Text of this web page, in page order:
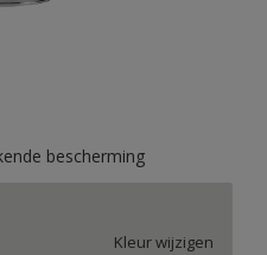
bescherming
Kleur wijzigen